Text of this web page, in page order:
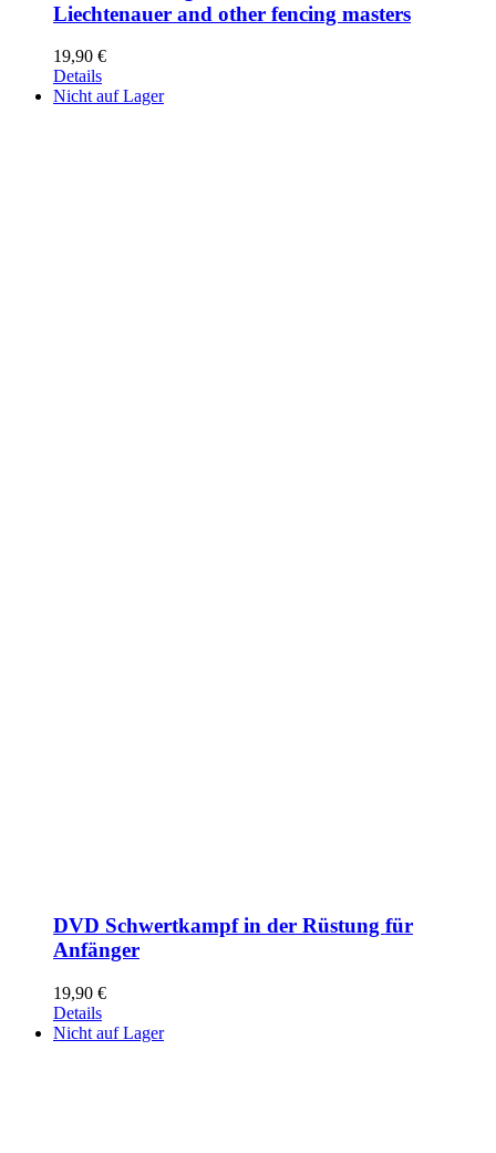
Liechtenauer and other fencing masters
19,90 €
Details
Nicht auf Lager
DVD Schwertkampf in der Rüstung für
Anfänger
19,90 €
Details
Nicht auf Lager